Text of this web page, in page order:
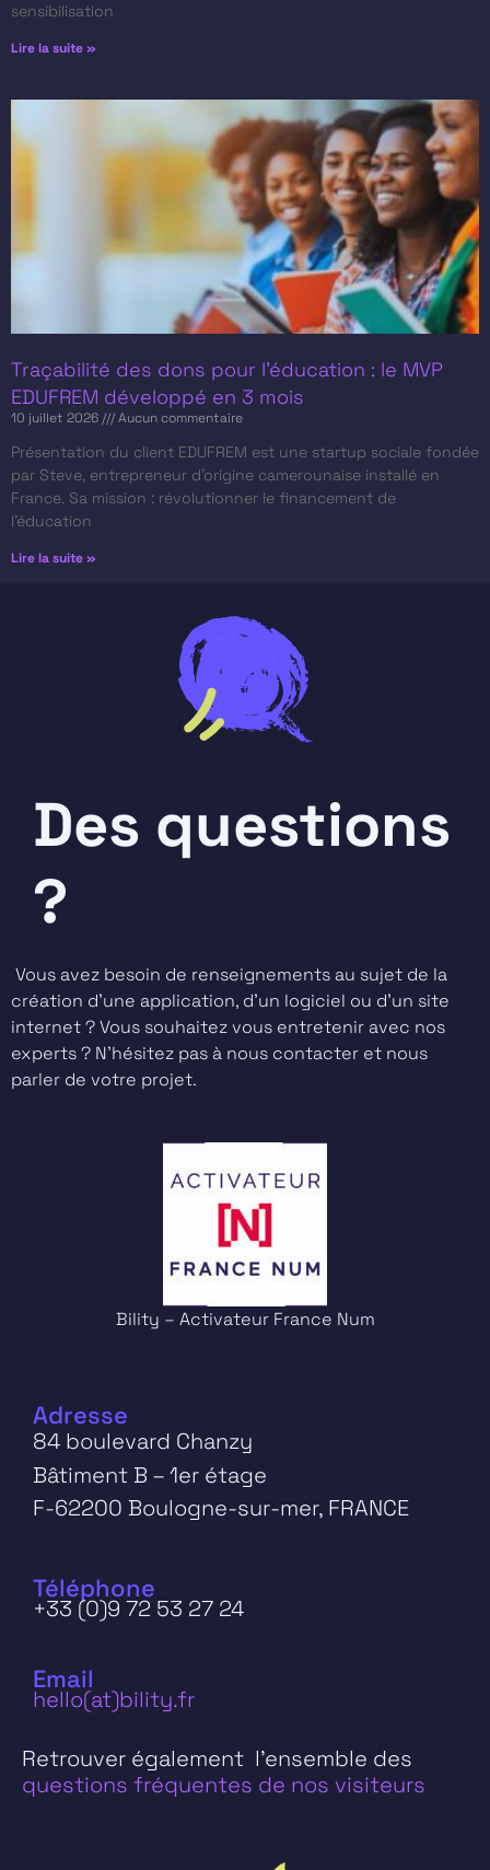
sensibilisation
Lire la suite »
Traçabilité des dons pour l’éducation : le MVP
EDUFREM développé en 3 mois
10 juillet 2026 Aucun commentaire
Présentation du client​ EDUFREM est une startup sociale fondée
par Steve, entrepreneur d’origine camerounaise installé en
France. Sa mission : révolutionner le financement de
l’éducation
Lire la suite »
Des questions
?
Vous avez besoin de renseignements au sujet de la
création d’une application, d’un logiciel ou d’un site
internet ? Vous souhaitez vous entretenir avec nos
experts ? N’hésitez pas à nous contacter et nous
parler de votre projet.
Bility – Activateur France Num
Adresse
84 boulevard Chanzy
Bâtiment B – 1er étage
F-62200 Boulogne-sur-mer, FRANCE
Téléphone
+33 (0)9 72 53 27 24
Email
hello(at)bility.fr
Retrouver également l’ensemble des
questions fréquentes de nos visiteurs